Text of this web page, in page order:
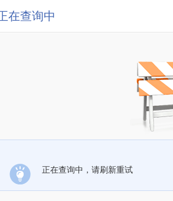
在查询中
正在查询中，请刷新重试